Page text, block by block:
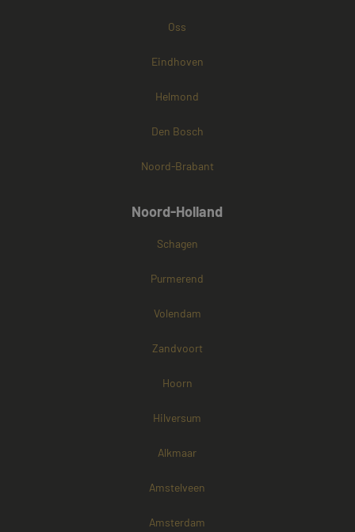
Oss
Eindhoven
Helmond
Den Bosch
Noord-Brabant
Noord-Holland
Schagen
Purmerend
Volendam
Zandvoort
Hoorn
Hilversum
Alkmaar
Amstelveen
Amsterdam